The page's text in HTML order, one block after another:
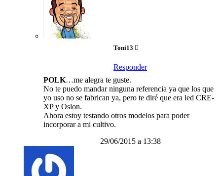
Toni13
Responder
POLK…me alegra te guste.
No te puedo mandar ninguna referencia ya que los que
yo uso no se fabrican ya, pero te diré que era led CRE-
XP y Oslon.
Ahora estoy testando otros modelos para poder
incorporar a mi cultivo.
29/06/2015 a 13:38